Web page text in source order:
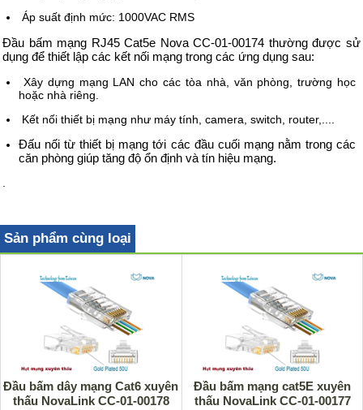
Áp suất định mức: 1000VAC RMS
Đầu bấm mạng RJ45 Cat5e Nova CC-01-00174 thường được sử
dụng để thiết lập các kết nối mạng trong các ứng dụng sau:
Xây dựng mạng LAN cho các tòa nhà, văn phòng, trường học
hoặc nhà riêng.
Kết nối thiết bị mạng như máy tính, camera, switch, router,....
Đấu nối từ thiết bị mạng tới các đầu cuối mạng nằm trong các
căn phòng giúp tăng độ ổn định và tín hiệu mạng.
Sản phẩm cùng loại
Đầu bấm dây mạng Cat6 xuyên
thấu NovaLink CC-01-00178
Đầu bấm mạng cat5E xuyên
thấu NovaLink CC-01-00177